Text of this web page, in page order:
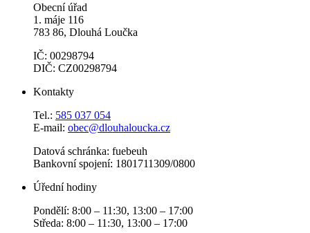
Obecní úřad
1. máje 116
783 86, Dlouhá Loučka
IČ: 00298794
DIČ: CZ00298794
Kontakty
Tel.: 585 037 054
E-mail: obec@dlouhaloucka.cz
Datová schránka: fuebeuh
Bankovní spojení: 1801711309/0800
Úřední hodiny
Pondělí: 8:00 – 11:30, 13:00 – 17:00
Středa: 8:00 – 11:30, 13:00 – 17:00